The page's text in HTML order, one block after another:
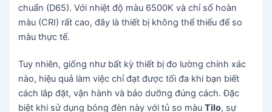
chuẩn (D65). Với nhiệt độ màu 6500K và chỉ số hoàn
màu (CRI) rất cao, đây là thiết bị không thể thiếu để so
màu thực tế.
Tuy nhiên, giống như bất kỳ thiết bị đo lường chính xác
nào, hiệu quả làm việc chỉ đạt được tối đa khi bạn biết
cách lắp đặt, vận hành và bảo dưỡng đúng cách. Đặc
biệt khi sử dụng bóng đèn này với tủ so màuTilo, sự